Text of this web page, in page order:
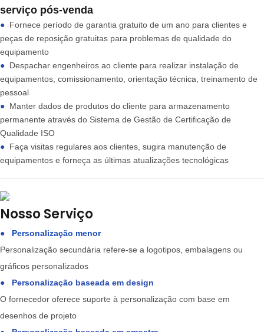
serviço pós-venda
● Fornece período de garantia gratuito de um ano para clientes e
peças de reposição gratuitas para problemas de qualidade do
equipamento
● Despachar engenheiros ao cliente para realizar instalação de
equipamentos, comissionamento, orientação técnica, treinamento de
pessoal
● Manter dados de produtos do cliente para armazenamento
permanente através do Sistema de Gestão de Certificação de
Qualidade ISO
● Faça visitas regulares aos clientes, sugira manutenção de
equipamentos e forneça as últimas atualizações tecnológicas
Nosso Serviço
●
Personalização menor
Personalização secundária refere-se a logotipos, embalagens ou
gráficos personalizados
●
Personalização baseada em design
O fornecedor oferece suporte à personalização com base em
desenhos de projeto